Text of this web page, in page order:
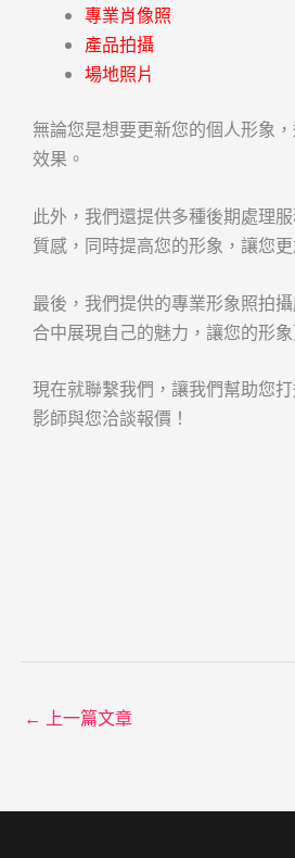
專業肖像照
產品拍攝
場地照片
無論您是想要更新您的個人形象
效果。
此外，我們還提供多種後期處理
質感，同時提高您的形象，讓您
最後，我們提供的專業形象照拍
合中展現自己的魅力，讓您的形
現在就聯繫我們，讓我們幫助您
影師與您洽談報價！
← 上一篇文章